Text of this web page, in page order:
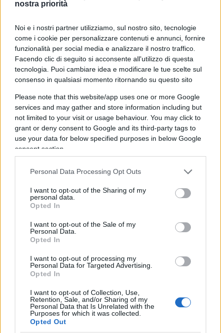
nostra priorità
Noi e i nostri partner utilizziamo, sul nostro sito, tecnologie
come i cookie per personalizzare contenuti e annunci, fornire
funzionalità per social media e analizzare il nostro traffico.
Facendo clic di seguito si acconsente all'utilizzo di questa
tecnologia. Puoi cambiare idea e modificare le tue scelte sul
consenso in qualsiasi momento ritornando su questo sito
Please note that this website/app uses one or more Google
services and may gather and store information including but
not limited to your visit or usage behaviour. You may click to
grant or deny consent to Google and its third-party tags to
use your data for below specified purposes in below Google
consent section.
Personal Data Processing Opt Outs
I want to opt-out of the Sharing of my
personal data.
Opted In
I want to opt-out of the Sale of my
Personal Data.
Opted In
I want to opt-out of processing my
Personal Data for Targeted Advertising.
Opted In
I want to opt-out of Collection, Use,
Retention, Sale, and/or Sharing of my
Personal Data that Is Unrelated with the
Purposes for which it was collected.
Opted Out
sparire non sarebbe la piattaforma, ma solo l’app.
Gli utenti potranno continuare a collegarsi, ma
solo usando il browser.
Musk ha tutte le carte in regola per lanciare, su
larga scala, un telefono cellulare. Del resto, il suo
obiettivo è da sempre stato quello di creare X,
l’app per tutto, uno strumento autosufficiente per
renderci la vita sempre più facile e digitalizzata.
Non è difficile pensare che la realizzazione di uno
smartphone di proprietà possa essere coerente
con questo piano.
Uno smartphone tutto per sé
Il nuovo modello di smartphone andrà a
competere con le aziende Apple, Samsung,
Google nella sua fascia alta. Si chiamerà Tesla Pi
5G 2023. Come per le auto elettriche, usare la
Musk: Pi si riferisce al numero matematico 3,1416.
La data di lancio del nuovo smartphone dovrebbe
essere entro la fine del 2023 o l’inizio del 2024,